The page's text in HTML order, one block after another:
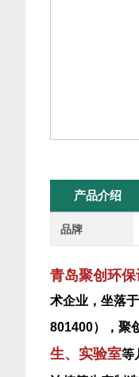
产品介绍
品牌
青岛聚创环
术企业，坐落
801400），聚
生、实验室等